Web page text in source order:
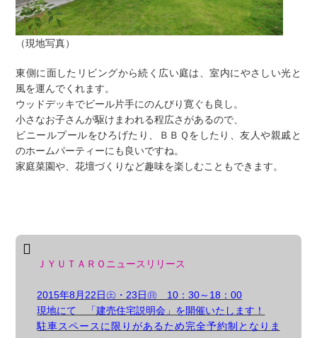
（現地写真）
東側に面したリビングから続く広い庭は、室内にやさしい光と
風を運んでくれます。
ウッドデッキでビール片手にのんびり寛ぐも良し。
小さなお子さんが駆けまわれる程広さがあるので、
ビニールプールをひろげたり、ＢＢＱをしたり、友人や親戚と
のホームパーティーにも良いですね。
家庭菜園や、花壇づくりなど趣味を楽しむこともできます。
ＪＹＵＴＡＲＯニュースリリース
2015年8月22日㊏・23日㊐ 10：30～18：00
現地にて 「建売住宅説明会」を開催いたします！
駐車スペースに限りがあるため完全予約制となりま